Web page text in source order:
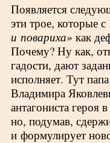
Появляется
эти трое, которые
и повариха» как
Почему? Ну как,
гадости, дают
исполняет. Тут
Владимира
антагониста героя
но, подумав,
и формулирует